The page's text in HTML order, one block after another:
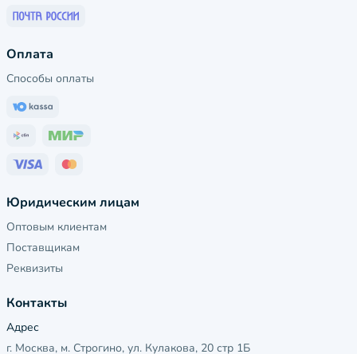
Оплата
Способы оплаты
Юридическим лицам
Оптовым клиентам
Поставщикам
Реквизиты
Контакты
Адрес
г. Москва, м. Строгино, ул. Кулакова, 20 стр 1Б